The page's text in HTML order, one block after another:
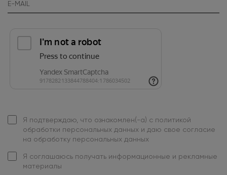
Я подтверждаю, что ознакомлен(-а) с политикой
обработки персональных данных и даю свое согласие
на обработку персональных данных
Я соглашаюсь получать информационные и рекламные
материалы